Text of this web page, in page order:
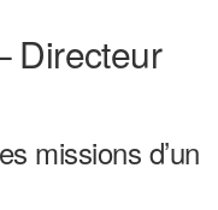
Directeur
missions d’un